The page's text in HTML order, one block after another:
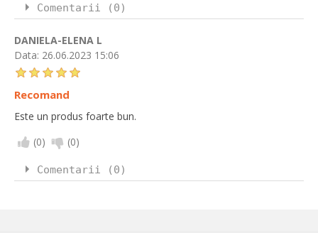
Comentarii (0)
DANIELA-ELENA L
Data: 26.06.2023 15:06
Recomand
Este un produs foarte bun.
(0) (0)
Comentarii (0)